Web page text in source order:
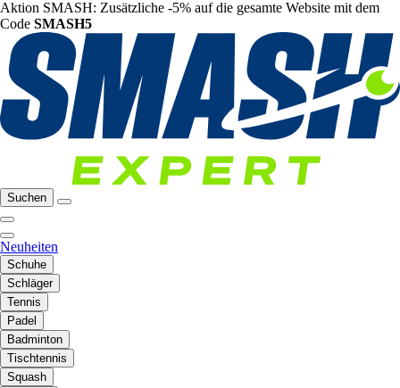
Aktion SMASH: Zusätzliche -5% auf die gesamte Website mit dem
Code SMASH5
Suchen
Neuheiten
Schuhe
Schläger
Tennis
Padel
Badminton
Tischtennis
Squash